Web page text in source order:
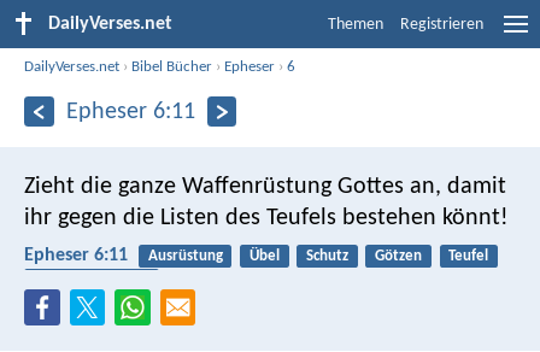
DailyVerses.net Themen Registrieren
DailyVerses.net › Bibel Bücher › Epheser ›6
Epheser 6:11
Zieht die ganze Waffenrüstung Gottes an, damit
ihr gegen die Listen des Teufels bestehen könnt!
Epheser 6:11 Ausrüstung Übel Schutz Götzen
Teufel